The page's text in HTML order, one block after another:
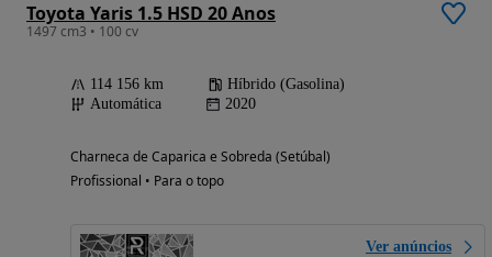
Toyota Yaris 1.5 HSD 20 Anos
1497 cm3 • 100 cv
114 156 km
Híbrido (Gasolina)
Automática
2020
Charneca de Caparica e Sobreda (Setúbal)
Profissional • Para o topo
Ver anúncios